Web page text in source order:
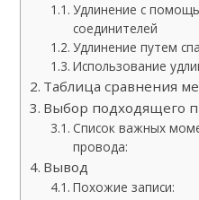
Удлинение с
соединителей
Удлинение путем
Использование
Таблица сравнения
Выбор подходящего
Список важных
провода:
Вывод
Похожие записи: